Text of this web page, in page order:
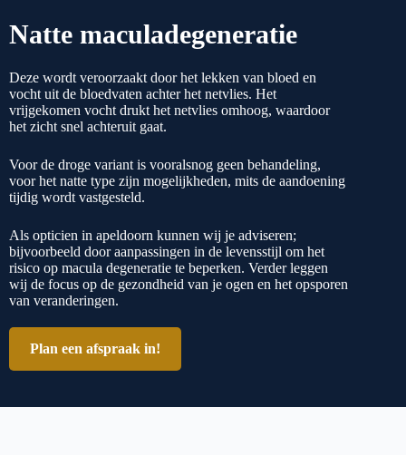
Natte maculadegeneratie
Deze wordt veroorzaakt door het lekken van bloed en
vocht uit de bloedvaten achter het netvlies. Het
vrijgekomen vocht drukt het netvlies omhoog, waardoor
het zicht snel achteruit gaat.
Voor de droge variant is vooralsnog geen behandeling,
voor het natte type zijn mogelijkheden, mits de aandoening
tijdig wordt vastgesteld.
Als opticien in apeldoorn kunnen wij je adviseren;
bijvoorbeeld door aanpassingen in de levensstijl om het
risico op macula degeneratie te beperken. Verder leggen
wij de focus op de gezondheid van je ogen en het opsporen
van veranderingen.
Plan een afspraak in!